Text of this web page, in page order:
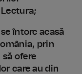
întorc acasă
prin
ofere
care au din